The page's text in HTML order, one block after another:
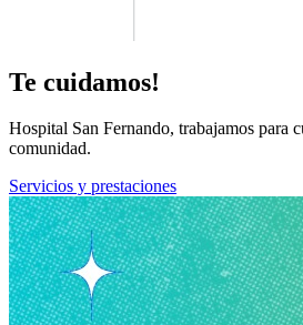
Te cuidamos!
Hospital San Fernando, trabajamos para
comunidad.
Servicios y prestaciones